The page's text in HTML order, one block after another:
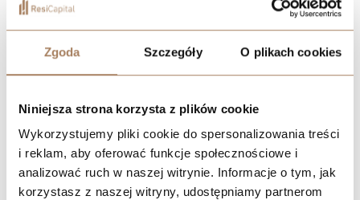
Zgoda Szczegóły O plikach cookies
Niniejsza strona korzysta z plików cookie
Wykorzystujemy pliki cookie do spersonalizowania treści
i reklam, aby oferować funkcje społecznościowe i
analizować ruch w naszej witrynie. Informacje o tym, jak
korzystasz z naszej witryny, udostępniamy partnerom